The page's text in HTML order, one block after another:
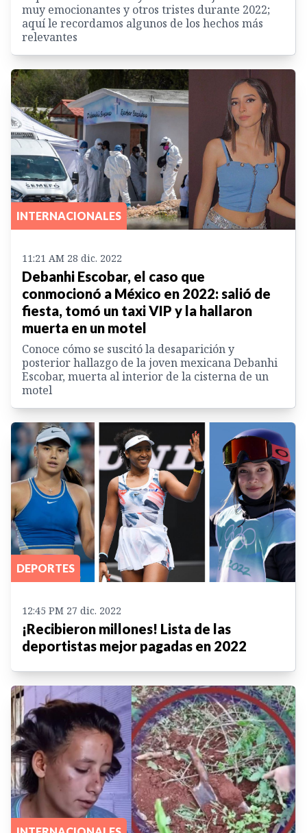
muy emocionantes y otros tristes durante 2022;
aquí le recordamos algunos de los hechos más
relevantes
INTERNACIONALES
11:21 AM 28 dic. 2022
Debanhi Escobar, el caso que
conmocionó a México en 2022: salió de
fiesta, tomó un taxi VIP y la hallaron
muerta en un motel
Conoce cómo se suscitó la desaparición y
posterior hallazgo de la joven mexicana Debanhi
Escobar, muerta al interior de la cisterna de un
motel
DEPORTES
12:45 PM 27 dic. 2022
¡Recibieron millones! Lista de las
deportistas mejor pagadas en 2022